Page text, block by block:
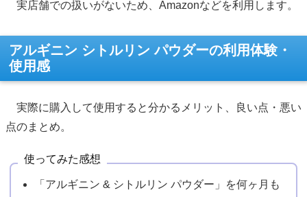
実店舗での扱いがないため、Amazonなどを利用します。
アルギニン シトルリン パウダーの利用体験・
使用感
実際に購入して使用すると分かるメリット、良い点・悪い
点のまとめ。
使ってみた感想
「アルギニン & シトルリン パウダー」を何ヶ月も